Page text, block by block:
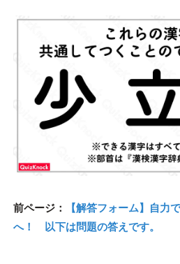
前ページ：
【解答フォーム】自力
へ！ 以下は問題の答えです。